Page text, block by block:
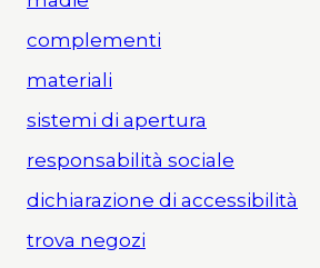
complementi
materiali
sistemi di apertura
responsabilità sociale
dichiarazione di accessibilità
trova negozi